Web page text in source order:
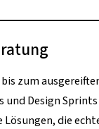
zum
und Design
die